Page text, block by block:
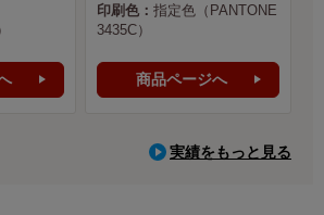
印刷色： 指定色（PANTONE
3435C）
商品ページへ
実績をもっと見る